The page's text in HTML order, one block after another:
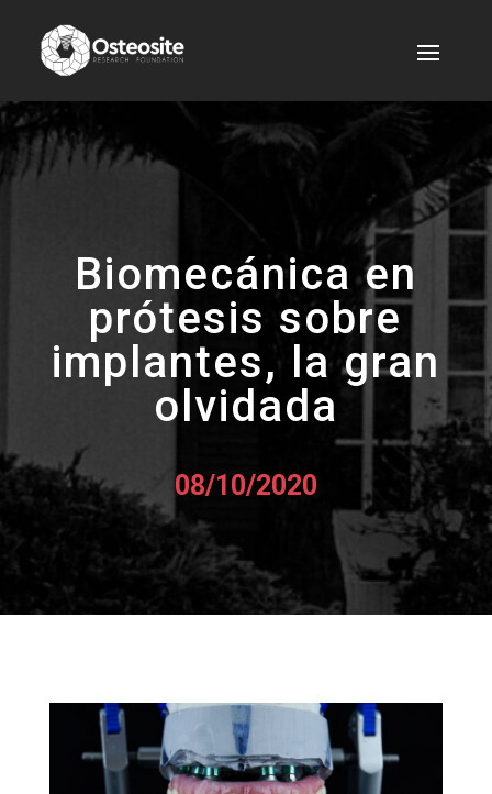
Biomecánica en
prótesis sobre
implantes, la gran
olvidada
08/10/2020